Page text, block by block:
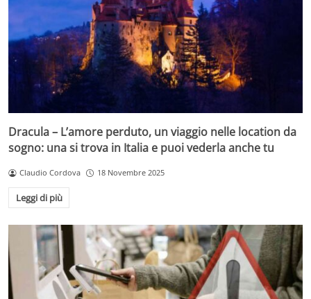
Dracula – L’amore perduto, un viaggio nelle location da
sogno: una si trova in Italia e puoi vederla anche tu
Claudio Cordova 18 Novembre 2025
Leggi di più